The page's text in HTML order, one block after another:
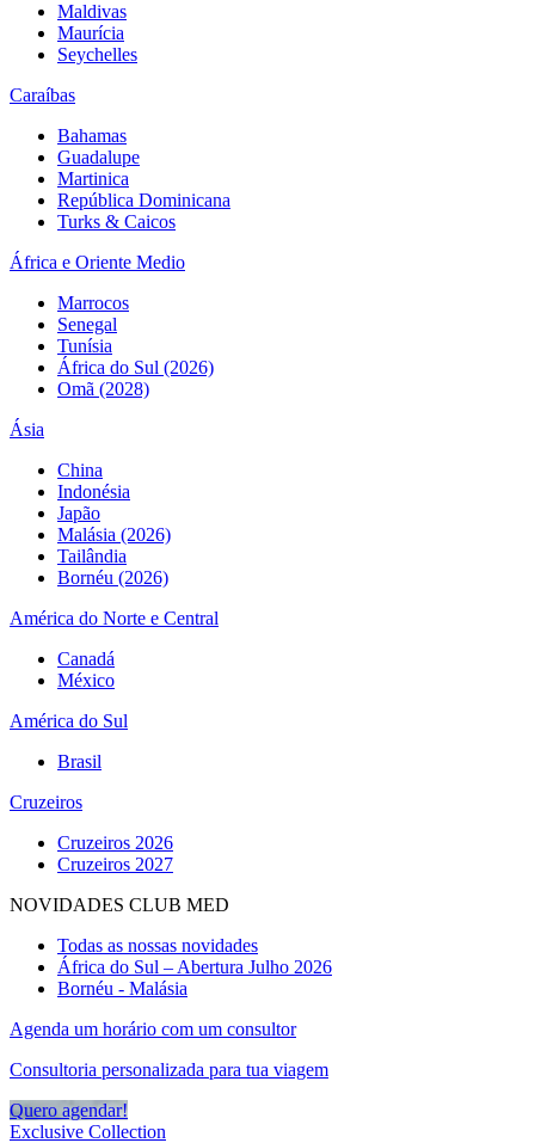
Maldivas
Maurícia
Seychelles
Caraíbas
Bahamas
Guadalupe
Martinica
República Dominicana
Turks & Caicos
África e Oriente Medio
Marrocos
Senegal
Tunísia
África do Sul (2026)
Omã (2028)
Ásia
China
Indonésia
Japão
Malásia (2026)
Tailândia
Bornéu (2026)
América do Norte e Central
Canadá
México
América do Sul
Brasil
Cruzeiros
Cruzeiros 2026
Cruzeiros 2027
NOVIDADES CLUB MED
Todas as nossas novidades
África do Sul – Abertura Julho 2026
Bornéu - Malásia
Agenda um horário com um consultor
Consultoria personalizada para tua viagem
Quero agendar!
Exclusive Collection